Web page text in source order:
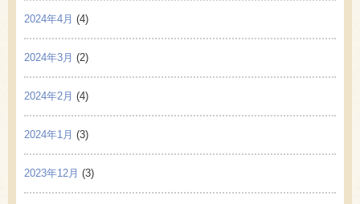
2024年4月 (4)
2024年3月 (2)
2024年2月 (4)
2024年1月 (3)
2023年12月 (3)